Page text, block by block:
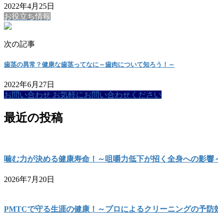
2022年4月25日
お役立ち情報
次の記事
歯茎の異常？健康な歯茎ってなに～歯肉について知ろう！～
2022年6月27日
お問い合わせ お気軽にお問い合わせください
最近の投稿
噛む力が決める健康寿命！～咀嚼力低下が招く全身への影響
2026年7月20日
PMTCで守る生涯の健康！～プロによるクリーニングの予防